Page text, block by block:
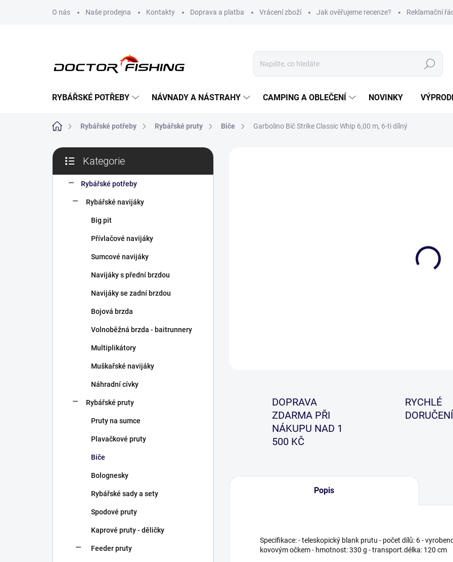
O nás Naše prodejna Kontakty Doprava a platba Vrácení zboží Jak ověřujeme recenze? Reklamační
Hledat
RYBÁŘSKÉ POTŘEBY NÁVNADY A NÁSTRAHY CAMPING A OBLEČENÍ NOVINKY
Domů Rybářské potřeby Rybářské pruty Biče Garbolino Bič Strike Classic Whip 6,00 m, 6-ti dílný
P
s
kategorie
Kategorie
Rybářské potřeby
Rybářské navijáky
Big pit
Přívlačové navijáky
Sumcové navijáky
Navijáky s přední brzdou
Navijáky se zadní brzdou
Bojová brzda
Volnoběžná brzda - baitrunnery
Multiplikátory
Muškařské navijáky
Náhradní cívky
Rybářské pruty
Pruty na sumce
Plavačkové pruty
Biče
Bolognesky
Rybářské sady a sety
Spodové pruty
Kaprové pruty - děličky
Feeder pruty
DOPRAVA
ZDARMA PŘI
NÁKUPU NAD 1
500 KČ
RYCHLÉ
DORUČENÍ
Popis
Specifikace: - teleskopický blank prutu - počet dílů: 6 -
kovovým očkem - hmotnost: 330 g - transport.délka: 120 cm